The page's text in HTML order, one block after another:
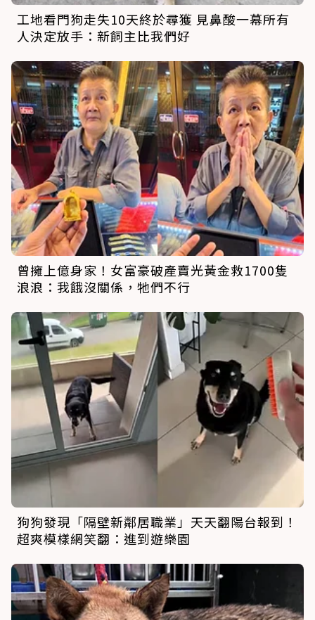
工地看門狗走失10天終於尋獲 見鼻酸一幕所有
人決定放手：新飼主比我們好
曾擁上億身家！女富豪破產賣光黃金救1700隻
浪浪：我餓沒關係，牠們不行
狗狗發現「隔壁新鄰居職業」天天翻陽台報到！
超爽模樣網笑翻：進到遊樂園